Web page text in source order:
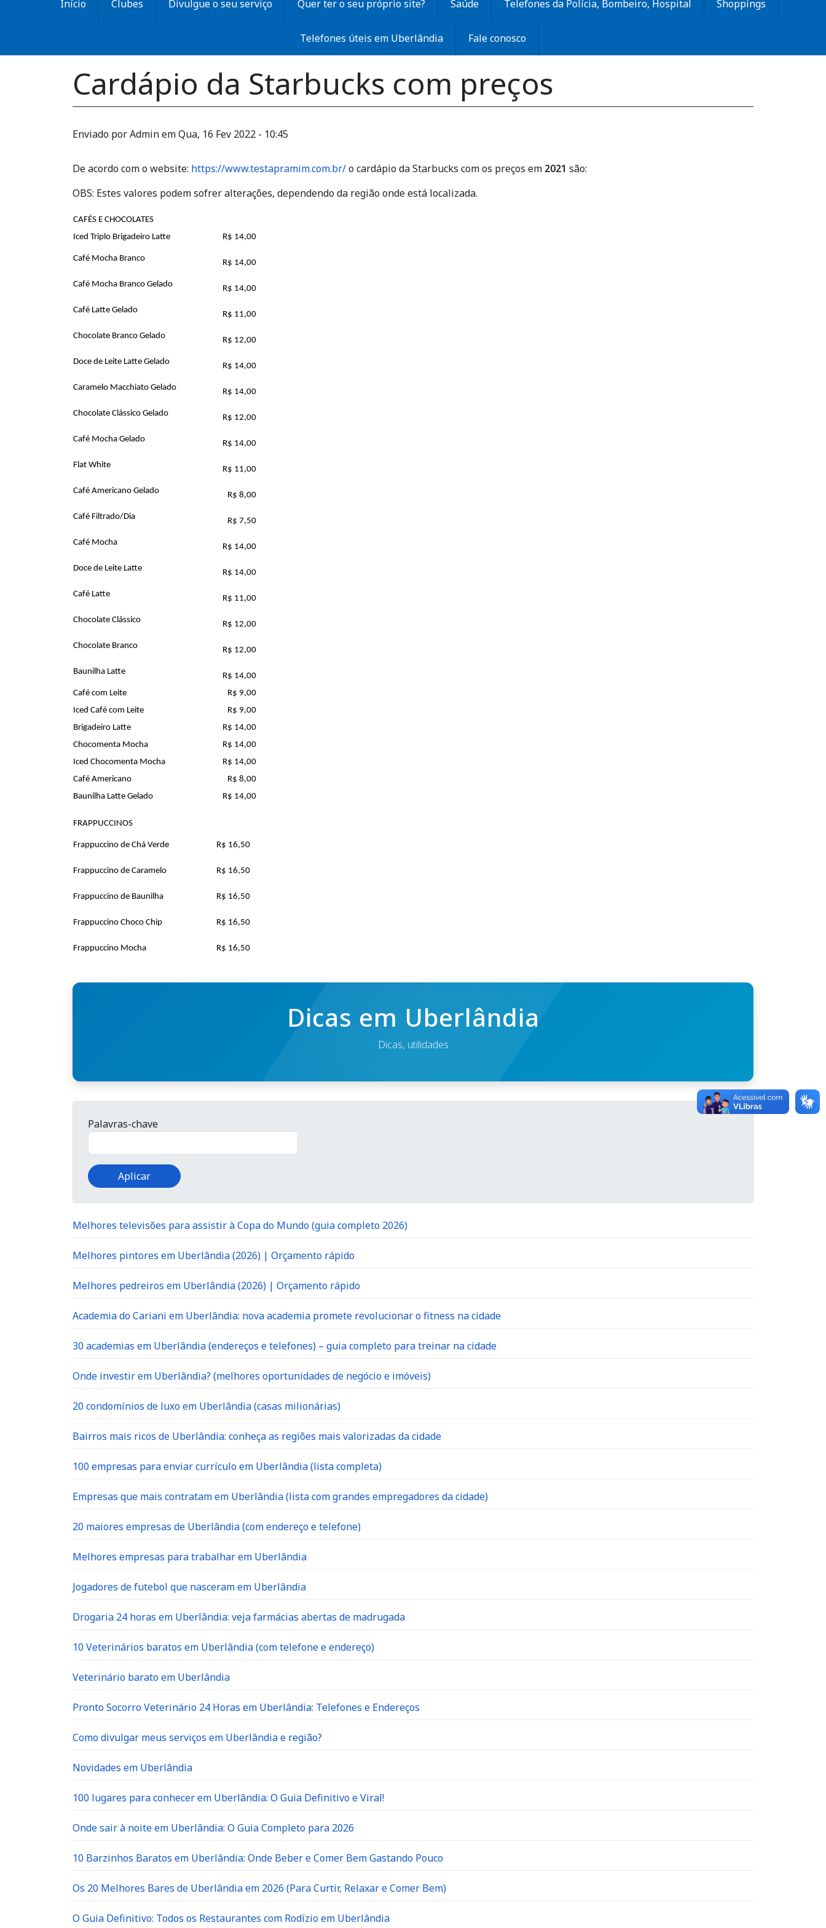
Início Clubes Divulgue o seu serviço Quer ter o seu próprio site? Saúde Telefones da Polícia, Bombeiro, Hospital Shoppings
Telefones úteis em Uberlândia Fale conosco
Cardápio da Starbucks com preços
Enviado porAdminemQua, 16 Fev 2022 - 10:45
De acordo com o website: https://www.testapramim.com.br/o cardápio da Starbucks com os preços em 2021 são:
OBS: Estes valores podem sofrer alterações, dependendo da região onde está localizada.
CAFÉS E CHOCOLATES
Iced Triplo Brigadeiro Latte
R$ 14,00
Café Mocha Branco R$ 14,00
Café Mocha Branco Gelado R$ 14,00
Café Latte Gelado R$ 11,00
Chocolate Branco Gelado R$ 12,00
Doce de Leite Latte Gelado R$ 14,00
Caramelo Macchiato Gelado R$ 14,00
Chocolate Clássico Gelado R$ 12,00
Café Mocha Gelado R$ 14,00
Flat White R$ 11,00
Café Americano Gelado R$ 8,00
Café Filtrado/Dia R$ 7,50
Café Mocha R$ 14,00
Doce de Leite Latte R$ 14,00
Café Latte R$ 11,00
Chocolate Clássico R$ 12,00
Chocolate Branco R$ 12,00
Baunilha Latte
R$ 14,00
Café com Leite
R$ 9,00
Iced Café com Leite
R$ 9,00
Brigadeiro Latte
R$ 14,00
Chocomenta Mocha
R$ 14,00
Iced Chocomenta Mocha
R$ 14,00
Café Americano
R$ 8,00
Baunilha Latte Gelado
R$ 14,00
FRAPPUCCINOS
Frappuccino de Chá Verde R$ 16,50
Frappuccino de Caramelo R$ 16,50
Frappuccino de Baunilha R$ 16,50
Frappuccino Choco Chip R$ 16,50
Frappuccino Mocha R$ 16,50
Dicas em Uberlândia
Dicas, utilidades
Palavras-chave
Melhores televisões para assistir à Copa do Mundo (guia completo 2026)
Melhores pintores em Uberlândia (2026) | Orçamento rápido
Melhores pedreiros em Uberlândia (2026) | Orçamento rápido
Academia do Cariani em Uberlândia: nova academia promete revolucionar o fitness na cidade
30 academias em Uberlândia (endereços e telefones) – guia completo para treinar na cidade
Onde investir em Uberlândia? (melhores oportunidades de negócio e imóveis)
20 condomínios de luxo em Uberlândia (casas milionárias)
Bairros mais ricos de Uberlândia: conheça as regiões mais valorizadas da cidade
100 empresas para enviar currículo em Uberlândia (lista completa)
Empresas que mais contratam em Uberlândia (lista com grandes empregadores da cidade)
20 maiores empresas de Uberlândia (com endereço e telefone)
Melhores empresas para trabalhar em Uberlândia
Jogadores de futebol que nasceram em Uberlândia
Drogaria 24 horas em Uberlândia: veja farmácias abertas de madrugada
10 Veterinários baratos em Uberlândia (com telefone e endereço)
Veterinário barato em Uberlândia
Pronto Socorro Veterinário 24 Horas em Uberlândia: Telefones e Endereços
Como divulgar meus serviços em Uberlândia e região?
Novidades em Uberlândia
100 lugares para conhecer em Uberlândia: O Guia Definitivo e Viral!
Onde sair à noite em Uberlândia: O Guia Completo para 2026
10 Barzinhos Baratos em Uberlândia: Onde Beber e Comer Bem Gastando Pouco
Os 20 Melhores Bares de Uberlândia em 2026 (Para Curtir, Relaxar e Comer Bem)
O Guia Definitivo: Todos os Restaurantes com Rodízio em Uberlândia